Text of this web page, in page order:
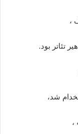
،
تئاتر بود.
شد،
،